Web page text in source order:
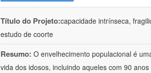
Título do Projeto:capacidade intrínseca,
estudo de coorte
Resumo: O envelhecimento populacional é
vida dos idosos, incluindo aqueles com 90